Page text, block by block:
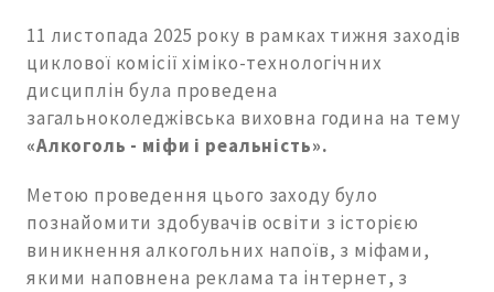
11 листопада 2025 року в рамках тижня заходів
циклової комісії хіміко-технологічних
дисциплін була проведена
загальноколеджівська виховна година на тему
«Алкоголь - міфи і реальність».
Метою проведення цього заходу було
познайомити здобувачів освіти з історією
виникнення алкогольних напоїв, з міфами,
якими наповнена реклама та інтернет, з